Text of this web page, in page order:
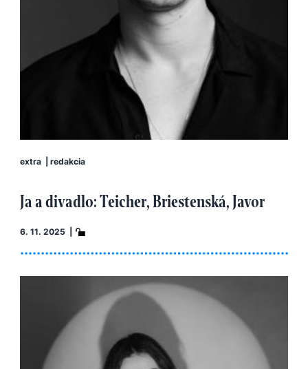
extra redakcia
Ja a divadlo: Teicher, Briestenská, Javor
6. 11. 2025 |